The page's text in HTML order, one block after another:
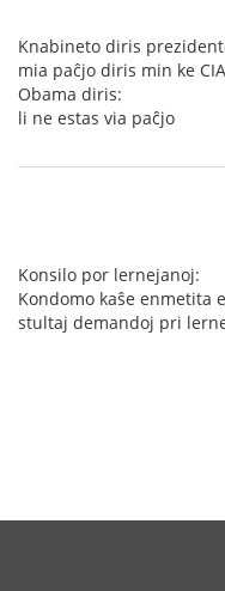
Knabineto diris
mia paĉjo diris min ke
Obama diris:
li ne estas via paĉjo
Konsilo por lernejanoj:
Kondomo kaŝe enmetita
stultaj demandoj pri